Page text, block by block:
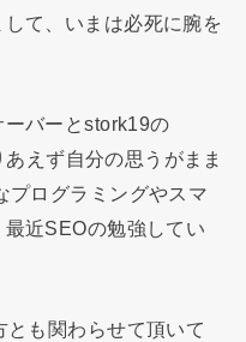
て、いまは必死に腕を
バーとstork19の
えず自分の思うがまま
プログラミングやスマ
近SEOの勉強してい
も関わらせて頂いて